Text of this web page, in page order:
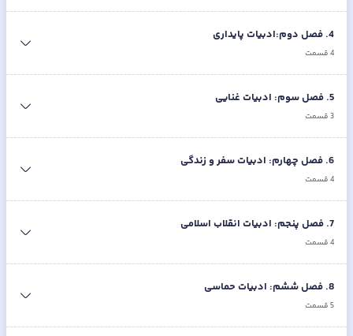
4
. فصل دوم:ادبیات پایداری
4قسمت
5
. فصل سوم: ادبیات غنایی
3قسمت
6
. فصل چهارم: ادبیات سفر و زندگی
4قسمت
7
. فصل پنجم: ادبیات انقلاب اسلامی
4قسمت
8
. فصل ششم: ادبیات حماسی
5قسمت